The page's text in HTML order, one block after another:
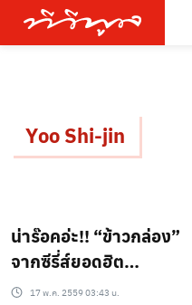
Yoo Shi-jin
น่าร๊อคอ่ะ!! “ข้าวกล่อง”
จากซีรี่ส์ยอดฮิต
“Descendants of the
17 พ.ค. 2559 03:43 น.